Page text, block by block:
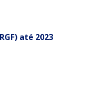
até 2023